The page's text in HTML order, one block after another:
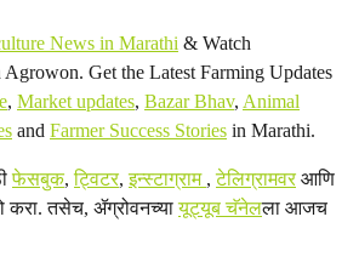
News in Marathi & Watch
Agrowon. Get the Latest Farming Updates
, Market updates, Bazar Bhav, Animal
and Farmer Success Stories in Marathi.
फेसबुक,ट्विटर,इन्स्टाग्राम ,टेलिग्रामवरआणि
करा. तसेच, ॲग्रोवनच्यायूट्यूब चॅनेलला आजच